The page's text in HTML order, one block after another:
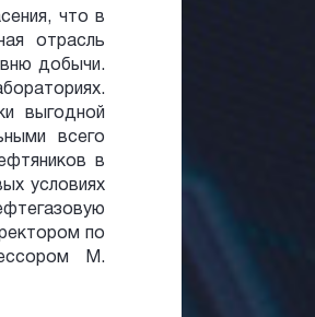
что в
отрасль
добычи.
выгодной
всего
в
условиях
по
М.